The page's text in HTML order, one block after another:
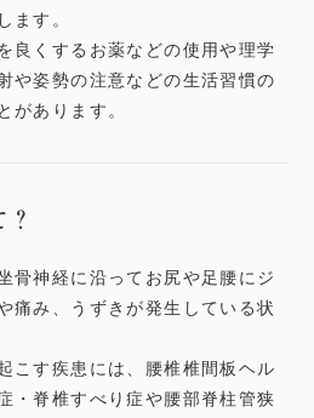
ます。
良くするお薬などの使用や理学
や姿勢の注意などの生活習慣の
があります。
骨神経に沿ってお尻や足腰にジ
痛み、うずきが発生している状
こす疾患には、腰椎椎間板ヘル
・脊椎すべり症や腰部脊柱管狭